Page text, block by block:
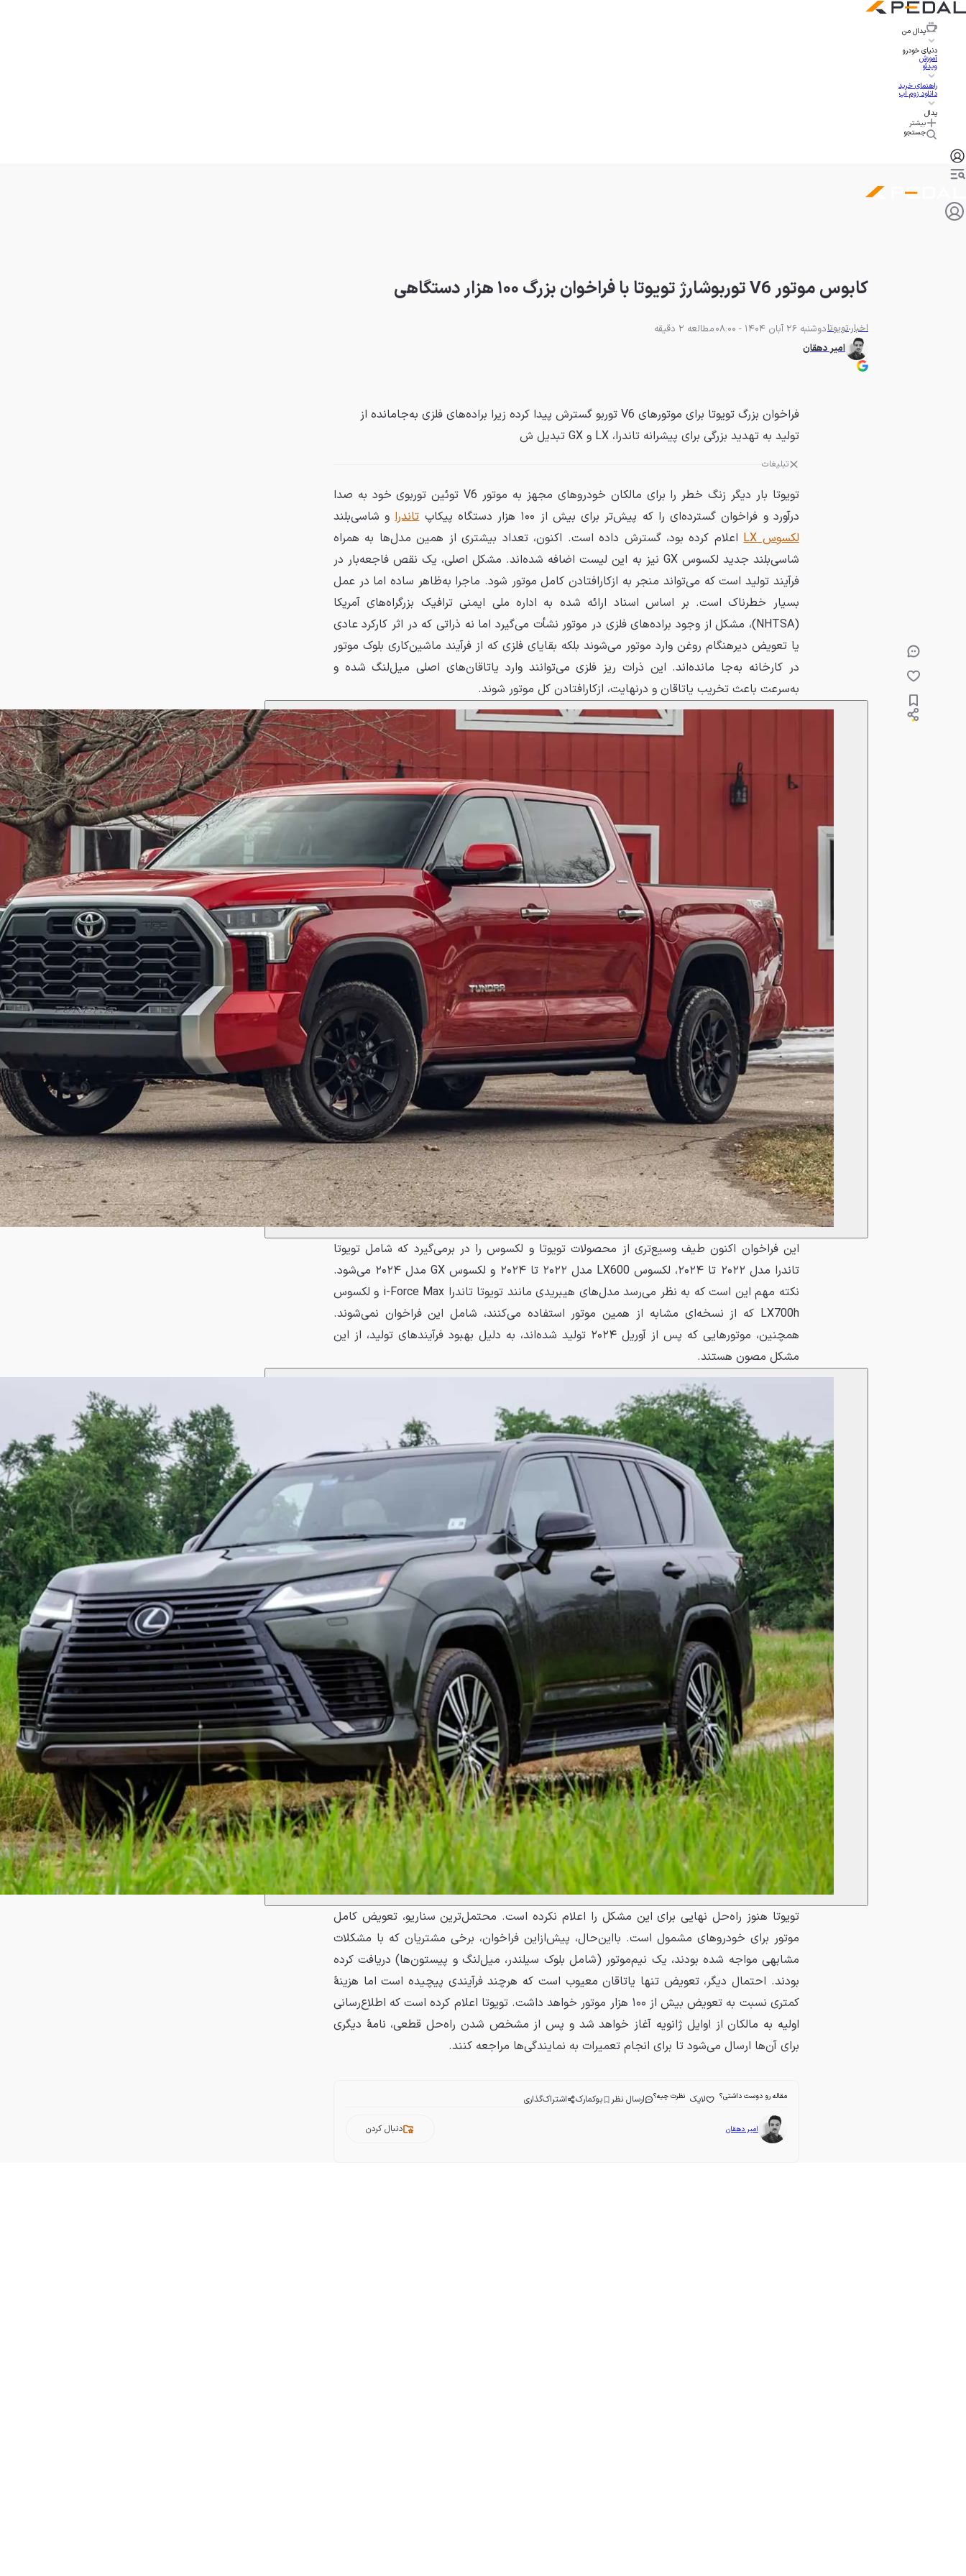
پدال من
دنیای خودرو
آموزش
ویدئو
راهنمای خرید
دانلود زوم اپ
پدال
بیشتر
جستجو
کابوس موتور V6 توربوشارژ تویوتا با فراخوان بزرگ ۱۰۰ هزار دستگاهی
اخبارتویوتادوشنبه 26 آبان 1404 - 08:00
مطالعه 2 دقیقه
امیر دهقان
فراخوان بزرگ تویوتا برای موتورهای V6 توربو گسترش پیدا کرده زیرا براده‌های فلزی به‌جامانده از
تولید به تهدید بزرگی برای پیشرانه تاندرا، LX و GX تبدیل ش
تبلیغات
تویوتا بار دیگر زنگ خطر را برای مالکان خودروهای مجهز به موتور V6 توئین توربوی خود به صدا
درآورد و فراخوان گسترده‌ای را که پیش‌تر برای بیش از ۱۰۰ هزار دستگاه پیکاپ
تاندراو شاسی‌بلند
لکسوس LX
اعلام کرده بود، گسترش داده است. اکنون، تعداد بیشتری از همین مدل‌ها به همراه
شاسی‌بلند جدید لکسوس GX نیز به این لیست اضافه شده‌اند. مشکل اصلی، یک نقص فاجعه‌بار در
فرآیند تولید است که می‌تواند منجر به ازکارافتادن کامل موتور شود. ماجرا به‌ظاهر ساده اما در عمل
بسیار خطرناک است. بر اساس اسناد ارائه شده به اداره ملی ایمنی ترافیک بزرگراه‌های آمریکا
(NHTSA)، مشکل از وجود براده‌های فلزی در موتور نشأت می‌گیرد اما نه ذراتی که در اثر کارکرد عادی
یا تعویض دیرهنگام روغن وارد موتور می‌شوند بلکه بقایای فلزی که از فرآیند ماشین‌کاری بلوک موتور
در کارخانه به‌جا مانده‌اند. این ذرات ریز فلزی می‌توانند وارد یاتاقان‌های اصلی میل‌لنگ شده و
به‌سرعت باعث تخریب یاتاقان و درنهایت، ازکارافتادن کل موتور شوند.
این فراخوان اکنون طیف وسیع‌تری از محصولات تویوتا و لکسوس را در برمی‌گیرد که شامل تویوتا
تاندرا مدل ۲۰۲۲ تا ۲۰۲۴، لکسوس LX600 مدل ۲۰۲۲ تا ۲۰۲۴ و لکسوس GX مدل ۲۰۲۴ می‌شود.
نکته مهم این است که به نظر می‌رسد مدل‌های هیبریدی مانند تویوتا تاندرا i-Force Max و لکسوس
LX700h که از نسخه‌ای مشابه از همین موتور استفاده می‌کنند، شامل این فراخوان نمی‌شوند.
همچنین، موتورهایی که پس از آوریل ۲۰۲۴ تولید شده‌اند، به دلیل بهبود فرآیندهای تولید، از این
مشکل مصون هستند.
تویوتا هنوز راه‌حل نهایی برای این مشکل را اعلام نکرده است. محتمل‌ترین سناریو، تعویض کامل
موتور برای خودروهای مشمول است. بااین‌حال، پیش‌ازاین فراخوان، برخی مشتریان که با مشکلات
مشابهی مواجه شده بودند، یک نیم‌موتور (شامل بلوک سیلندر، میل‌لنگ و پیستون‌ها) دریافت کرده
بودند. احتمال دیگر، تعویض تنها یاتاقان معیوب است که هرچند فرآیندی پیچیده است اما هزینهٔ
کمتری نسبت به تعویض بیش از ۱۰۰ هزار موتور خواهد داشت. تویوتا اعلام کرده است که اطلاع‌رسانی
اولیه به مالکان از اوایل ژانویه آغاز خواهد شد و پس از مشخص شدن راه‌حل قطعی، نامهٔ دیگری
برای آن‌ها ارسال می‌شود تا برای انجام تعمیرات به نمایندگی‌ها مراجعه کنند.
مقاله رو دوست داشتی؟ لایک نظرت چیه؟ ارسال نظر بوکمارک اشتراک‌گذاری
امیر دهقان دنبال کردن